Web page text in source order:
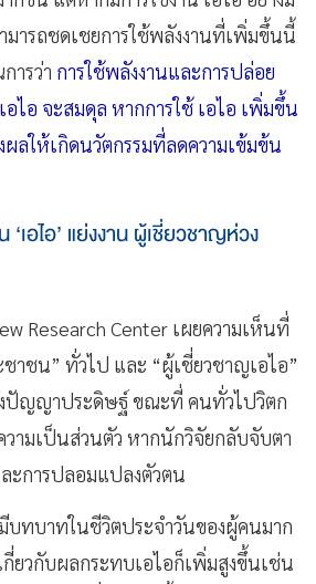
ารถชดเชยการใช้พลังงานที่เพิ่มขึ้นนี้
ารว่า การใช้พลังงานและการปล่อย
อไอ จะสมดุล หากการใช้ เอไอ เพิ่มขึ้น
ลให้เกิดนวัตกรรมที่ลดความเข้มข้น
เอไอ’ แย่งงาน ผู้เชี่ยวชาญห่วง
Research Center เผยความเห็นที่
ชาชน” ทั่วไป และ “ผู้เชี่ยวชาญเอไอ”
งปัญญาประดิษฐ์ ขณะที่ คนทั่วไปวิตก
วามเป็นส่วนตัว หากนักวิจัยกลับจับตา
ะการปลอมแปลงตัวตน
บทบาทในชีวิตประจำวันของผู้คนมาก
กี่ยวกับผลกระทบเอไอก็เพิ่มสูงขึ้นเช่น